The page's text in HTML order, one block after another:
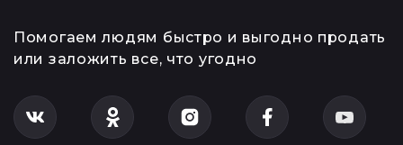
Помогаем людям быстро и выгодно продать
или заложить все, что угодно